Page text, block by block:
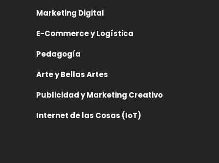
Marketing Digital
E-Commerce y Logística
Pedagogía
Arte y Bellas Artes
Publicidad y Marketing Creativo
Internet de las Cosas (IoT)